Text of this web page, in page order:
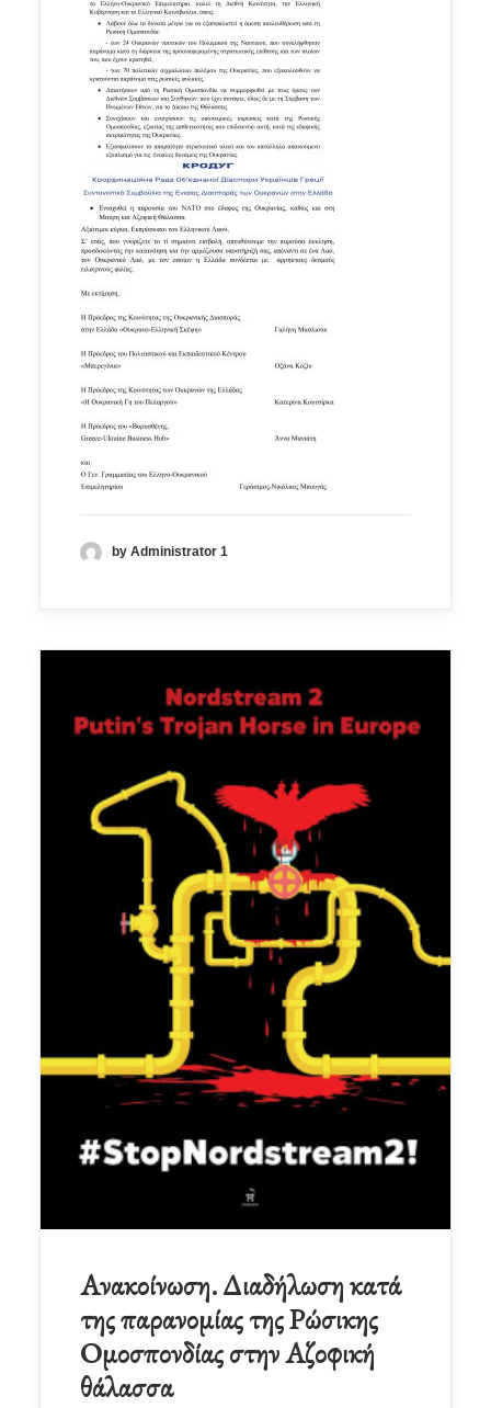
by Administrator 1
Ανακοίνωση. Διαδήλωση κατά
της παρανομίας της Ρώσικης
Ομοσπονδίας στην Αζοφική
θάλασσα